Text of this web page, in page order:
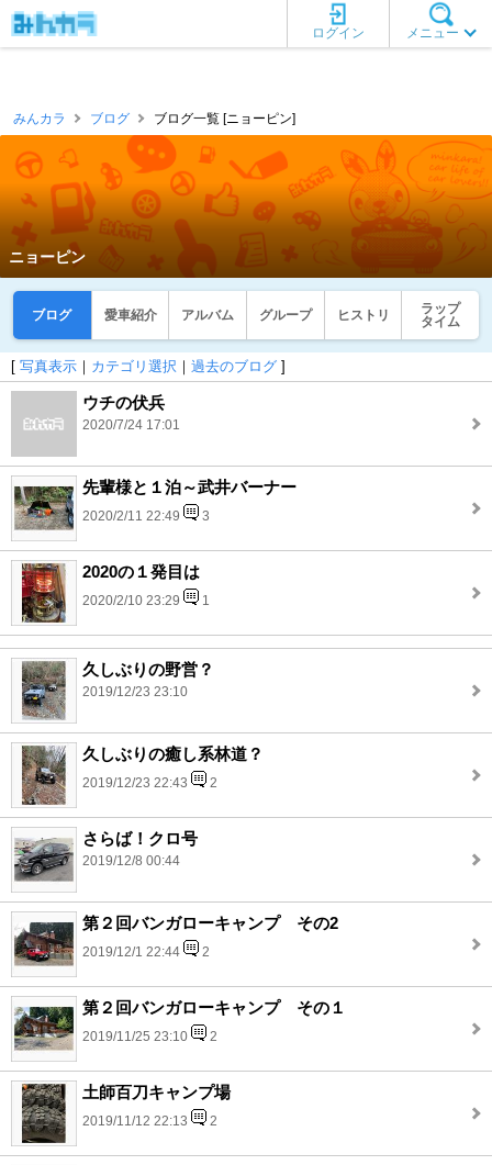
メニュー
ログイン
みんカラ ブログ ブログ一覧 [ニョーピン]
ニョーピン
ブログ 愛車紹介 アルバム グループ ヒストリ
ラップ
タイム
[ 写真表示 ｜ カテゴリ選択 ｜ 過去のブログ ]
ウチの伏兵
2020/7/24 17:01
先輩様と１泊～武井バーナー
2020/2/11 22:49 3
2020の１発目は
2020/2/10 23:29 1
久しぶりの野営？
2019/12/23 23:10
久しぶりの癒し系林道？
2019/12/23 22:43 2
さらば！クロ号
2019/12/8 00:44
第２回バンガローキャンプ その2
2019/12/1 22:44 2
第２回バンガローキャンプ その１
2019/11/25 23:10 2
土師百刀キャンプ場
2019/11/12 22:13 2